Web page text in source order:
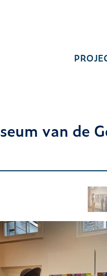
van de